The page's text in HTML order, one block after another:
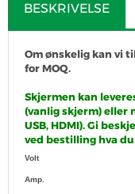
BESKRIVELSE
Om ønskelig kan vi
for MOQ.
Skjermen kan
(vanlig skjerm) eller
USB, HDMI). Gi
ved bestilling hva
Volt
Amp.